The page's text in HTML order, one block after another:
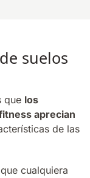
suelos
que los
aprecian
de las
cualquiera